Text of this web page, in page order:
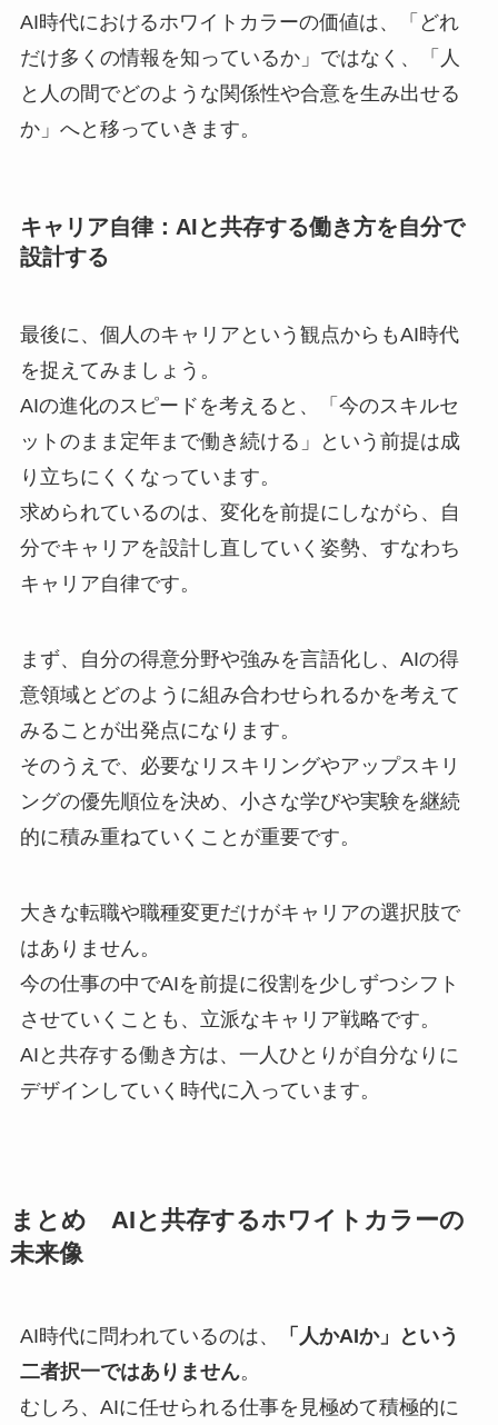
AI時代におけるホワイトカラーの価値は、「どれ
だけ多くの情報を知っているか」ではなく、「人
と人の間でどのような関係性や合意を生み出せる
か」へと移っていきます。
キャリア自律：AIと共存する働き方を自分で
設計する
最後に、個人のキャリアという観点からもAI時代
を捉えてみましょう。
AIの進化のスピードを考えると、「今のスキルセ
ットのまま定年まで働き続ける」という前提は成
り立ちにくくなっています。
求められているのは、変化を前提にしながら、自
分でキャリアを設計し直していく姿勢、すなわち
キャリア自律です。
まず、自分の得意分野や強みを言語化し、AIの得
意領域とどのように組み合わせられるかを考えて
みることが出発点になります。
そのうえで、必要なリスキリングやアップスキリ
ングの優先順位を決め、小さな学びや実験を継続
的に積み重ねていくことが重要です。
大きな転職や職種変更だけがキャリアの選択肢で
はありません。
今の仕事の中でAIを前提に役割を少しずつシフト
させていくことも、立派なキャリア戦略です。
AIと共存する働き方は、一人ひとりが自分なりに
デザインしていく時代に入っています。
まとめ AIと共存するホワイトカラーの
未来像
AI時代に問われているのは、
「人かAIか」という
二者択一ではありません。
むしろ、AIに任せられる仕事を見極めて積極的に